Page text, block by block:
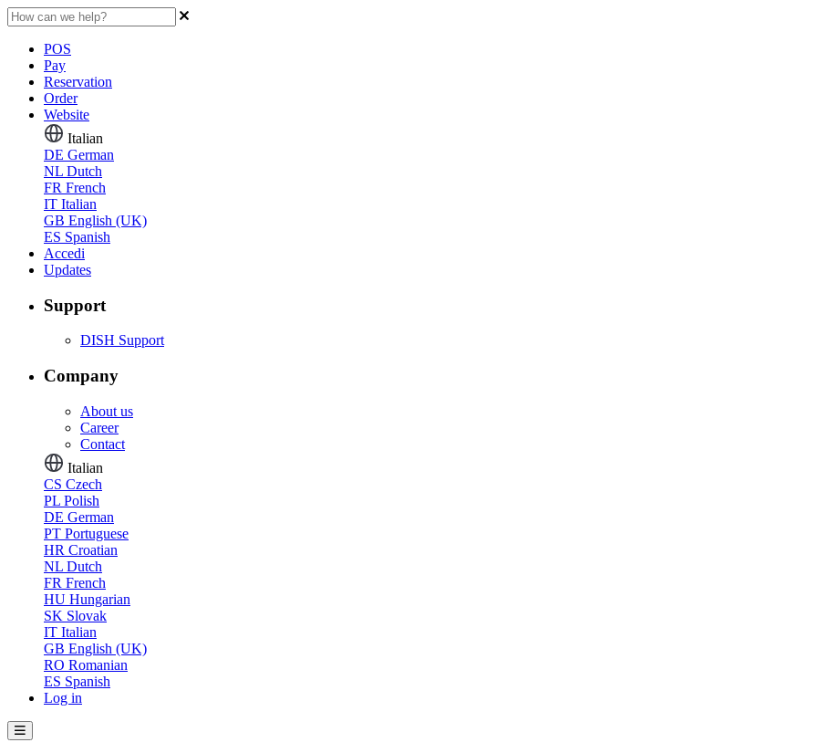
POS
Pay
Reservation
Order
Website
Italian
DE German
NL Dutch
FR French
IT Italian
GB English (UK)
ES Spanish
Accedi
Updates
Support
DISH Support
Company
About us
Career
Contact
Italian
CS Czech
PL Polish
DE German
PT Portuguese
HR Croatian
NL Dutch
FR French
HU Hungarian
SK Slovak
IT Italian
GB English (UK)
RO Romanian
ES Spanish
Log in